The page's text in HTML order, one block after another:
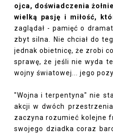
ojca, doświadczenia
wielką pasję i miłość,
zaglądał - pamięć o
zbyt silna. Nie chciał do
jednak obietnicę, że zrobi
sprawę, że jeśli nie wyda
wojny światowej... jego
"Wojna i terpentyna" nie
akcji w dwóch
zaczyna rozumieć kolejne
swojego dziadka coraz